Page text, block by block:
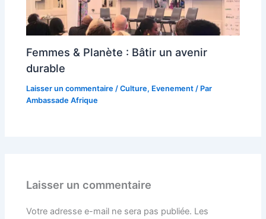
Femmes & Planète : Bâtir un avenir
durable
Laisser un commentaire /Culture, Evenement / Par
Ambassade Afrique
Laisser un commentaire
Votre adresse e-mail ne sera pas publiée. Les